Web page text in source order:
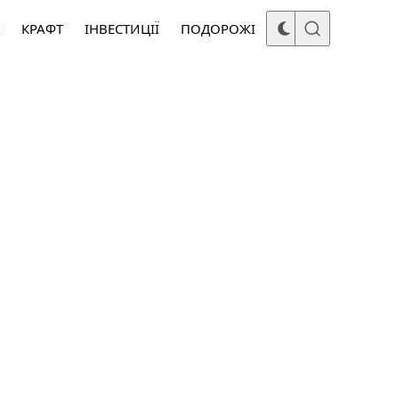
КРАФТ ІНВЕСТИЦІЇ ПОДОРОЖІ